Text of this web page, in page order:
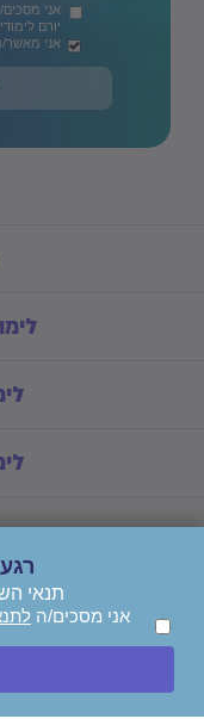
אני
יורם
אני מאשר/
תנאי
אני מסכים/ה